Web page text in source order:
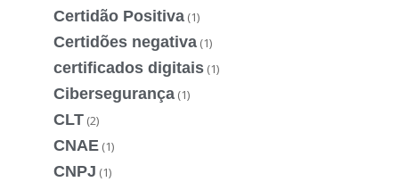
Certidão Positiva (1)
Certidões negativa (1)
certificados digitais (1)
Cibersegurança (1)
CLT (2)
CNAE (1)
CNPJ (1)